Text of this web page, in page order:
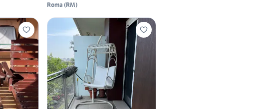
Roma (RM)